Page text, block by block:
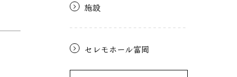
施設
セレモホール富岡